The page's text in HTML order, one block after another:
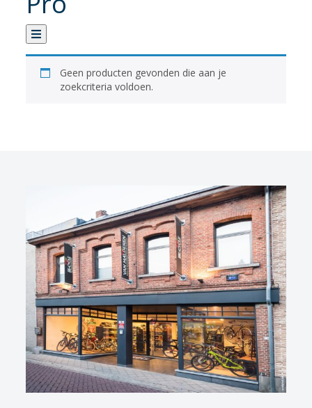
Categorie
Sportvoeding
Verlichting
Verzorging
Geen producten gevonden die aan je
zoekcriteria voldoen.